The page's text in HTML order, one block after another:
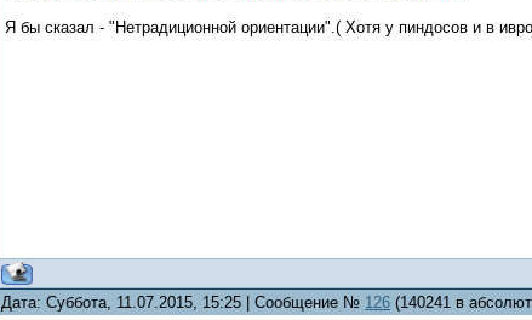
Я бы сказал - "Нетрадиционной ориентации".( Хотя у пиндосов и в
Дата: Суббота, 11.07.2015, 15:25 | Сообщение № 126 (140241 в